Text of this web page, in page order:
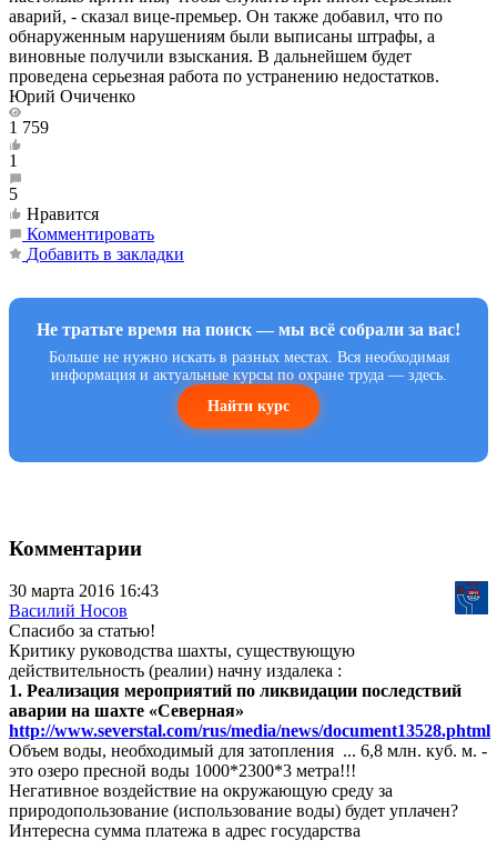
аварий, - сказал вице-премьер. Он также добавил, что по
обнаруженным нарушениям были выписаны штрафы, а
виновные получили взыскания. В дальнейшем будет
проведена серьезная работа по устранению недостатков.
Юрий Очиченко
1 759
1
5
Нравится
Комментировать
Добавить в закладки
Не тратьте время на поиск — мы всё собрали за вас!
Больше не нужно искать в разных местах. Вся необходимая
информация и актуальные курсы по охране труда — здесь.
Найти курс
Комментарии
30 марта 2016 16:43
Василий Носов
Спасибо за статью!
Критику руководства шахты, существующую
действительность (реалии) начну издалека :
1. Реализация мероприятий по ликвидации последствий
аварии на шахте «Северная»
http://www.severstal.com/rus/media/news/document13528.phtml
Объем воды, необходимый для затопления ... 6,8 млн. куб. м. -
это озеро пресной воды 1000*2300*3 метра!!!
Негативное воздействие на окружающую среду за
природопользование (использование воды) будет уплачен?
Интересна сумма платежа в адрес государства